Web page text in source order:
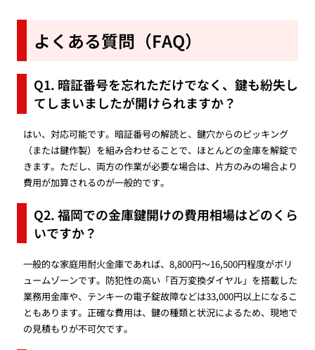
よくある質問（FAQ）
Q1. 暗証番号を忘れただけでなく、鍵も紛失し
てしまいましたが開けられますか？
はい、対応可能です。暗証番号の解読と、鍵穴からのピッキング
（または鍵作製）を組み合わせることで、ほとんどの金庫を解錠で
きます。ただし、両方の作業が必要な場合は、片方のみの場合より
費用が加算されるのが一般的です。
Q2. 福岡での金庫鍵開けの費用相場はどのくら
いですか？
一般的な家庭用耐火金庫であれば、8,800円〜16,500円程度がボリ
ュームゾーンです。防犯性の高い「百万変換ダイヤル」を搭載した
業務用金庫や、テンキーの電子錠故障などは33,000円以上になるこ
ともあります。正確な費用は、鍵の種類と状況によるため、現地で
の見積もりが不可欠です。